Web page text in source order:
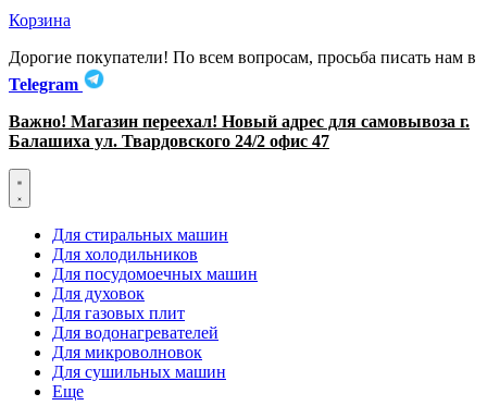
Корзина
Дорогие покупатели! По всем вопросам, просьба писать нам в
Telegram
Важно! Магазин переехал! Новый адрес для самовывоза г.
Балашиха ул. Твардовского 24/2 офис 47
Для стиральных машин
Для холодильников
Для посудомоечных машин
Для духовок
Для газовых плит
Для водонагревателей
Для микроволновок
Для сушильных машин
Еще